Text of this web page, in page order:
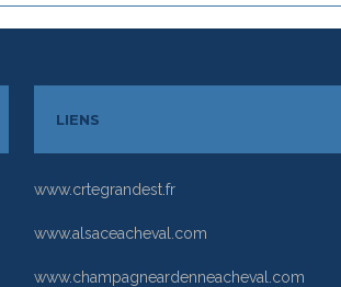
LIENS
www.crtegrandest.fr
www.alsaceacheval.com
www.champagneardenneacheval.com